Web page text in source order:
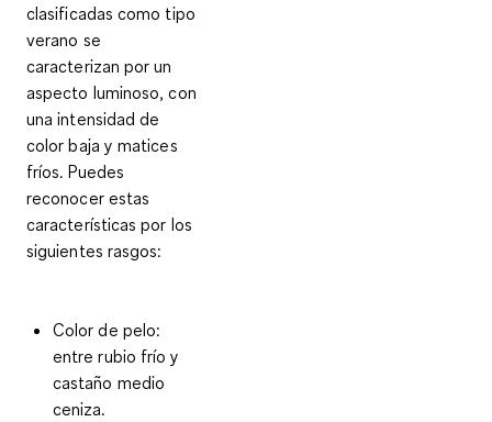
clasificadas como tipo
verano se
caracterizan por un
aspecto luminoso, con
unaintensidad de
color baja ymatices
fríos. Puedes
reconocer estas
características por los
siguientes rasgos:
Color de pelo:
entre rubio frío y
castaño medio
ceniza.